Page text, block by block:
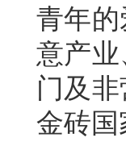
青年
意产
门及
金砖